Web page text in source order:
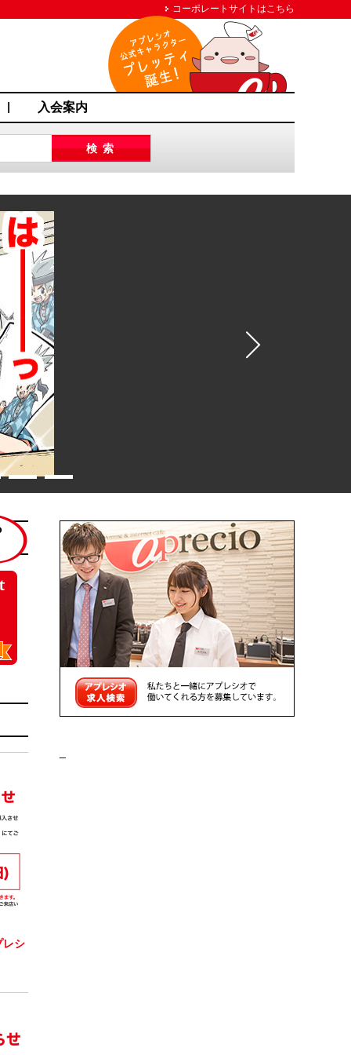
コーポレートサイトはこちら
入会案内
レシ